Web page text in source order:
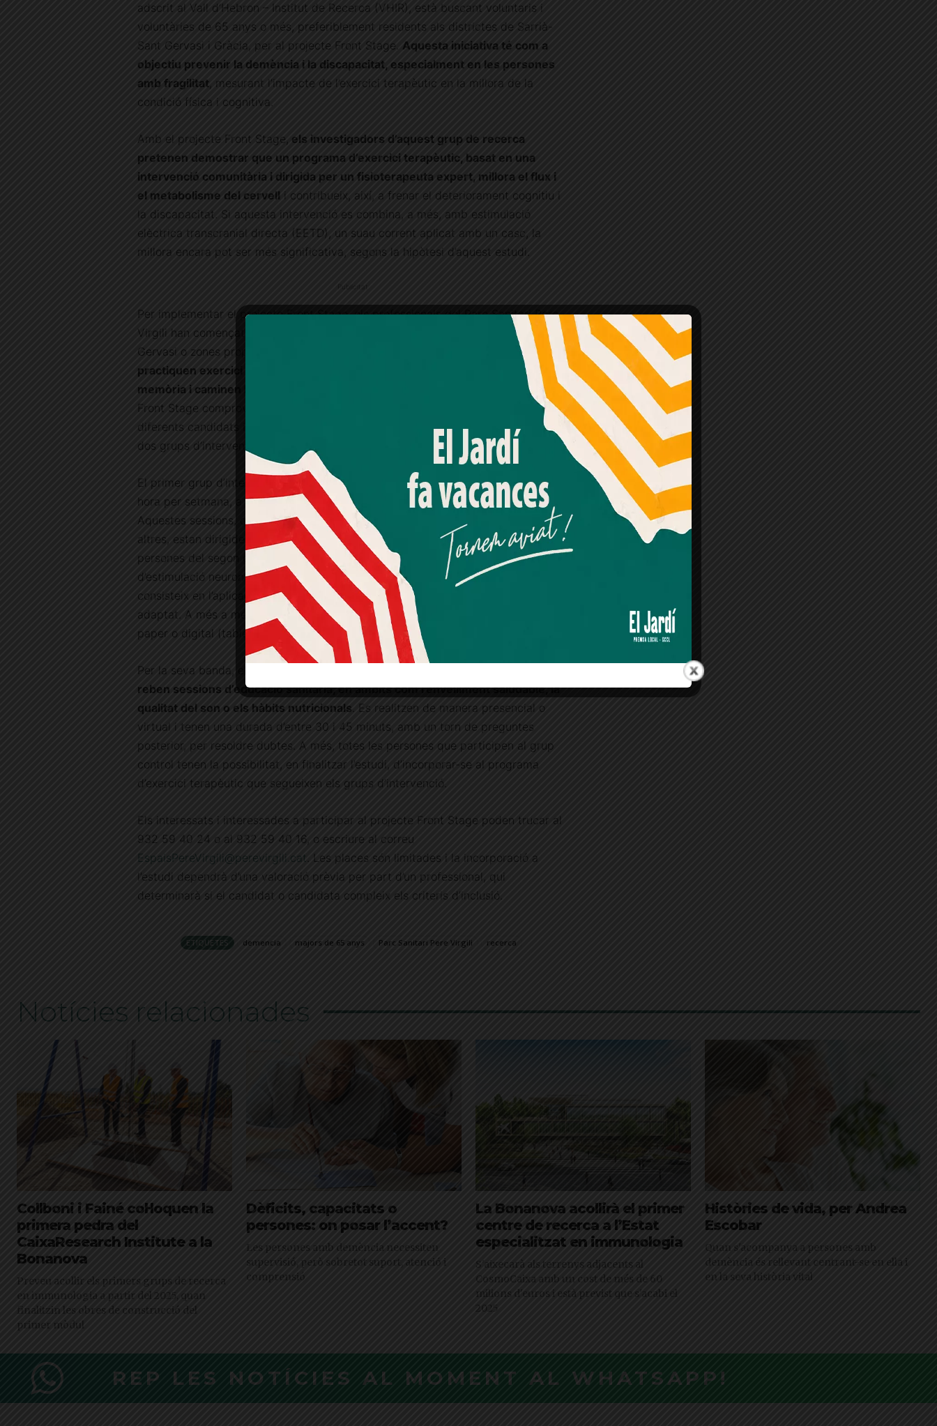
adscrit al Vall d’Hebron – Institut de Recerca (VHIR), està buscant voluntaris i
voluntàries de 65 anys o més, preferiblement residents als districtes de Sarrià-
Sant Gervasi i Gràcia, per al projecte Front Stage. Aquesta iniciativa té com a
objectiu prevenir la demència i la discapacitat, especialment en les persones
amb fragilitat, mesurant l’impacte de l’exercici terapèutic en la millora de la
condició física i cognitiva.
Amb el projecte Front Stage, els investigadors d’aquest grup de recerca
pretenen demostrar que un programa d’exercici terapèutic, basat en una
intervenció comunitària i dirigida per un fisioterapeuta expert, millora el flux i
el metabolisme del cervell i contribueix, així, a frenar el deteriorament cognitiu i
la discapacitat. Si aquesta intervenció es combina, a més, amb estimulació
elèctrica transcranial directa (EETD), un suau corrent aplicat amb un casc, la
millora encara pot ser més significativa, segons la hipòtesi d’aquest estudi.
Per implementar el projecte Front Stage, els professionals del Parc Sanitari Pere
Virgili han començat a reclutar voluntaris i voluntàries que viuen a Sarrià-Sant
Gervasi o zones properes i responen al següent
perfil: tenen 65 anys o més, no
practiquen exercici físic de forma habitual, experimenten una lleu pèrdua de
memòria i caminen lentament
Front Stage comprova que compleixen els requisits d’inclusió al programa, els
diferents candidats i candidates passen a formar part, aleatòriament, d’un dels
dos grups d’intervenció, o bé del grup control.
El primer grup d’intervenció rep 10 sessions grupals d’exercici terapèutic, d’una
hora per setmana, a l’Hospital d’Atenció Intermèdia del Parc Sanitari Pere Virgili.
Aquestes sessions, que inclouen exercicis de força, equilibri i flexibilitat, entre
altres, estan dirigides per un fisioterapeuta expert. Durant les sessions, les
persones del segon grup d’intervenció se sotmeten, a més, a EETD, una tècnica
d’estimulació neuronal no invasiva, indolora i completament segura, que
consisteix en l’aplicació́ localitzada d’un corrent elèctric feble a través d’un casc
adaptat. A més a més, es recomanaran exercicis per fer a casa, amb suport en
paper o digital (tablet, mòbil), segons preferència de la persona.
Per la seva banda, els voluntaris i voluntàries que formen part del grup control
reben sessions d’educació sanitària, en àmbits com l’envelliment saludable, la
qualitat del son o els hàbits nutricionals. Es realitzen de manera presencial o
virtual i tenen una durada d’entre 30 i 45 minuts, amb un torn de preguntes
posterior, per resoldre dubtes. A més, totes les persones que participen al grup
control tenen la possibilitat, en finalitzar l’estudi, d’incorporar-se al programa
d’exercici terapèutic que segueixen els grups d’intervenció.
Els interessats i interessades a participar al projecte Front Stage poden trucar al
932 59 40 24 o al 932 59 40 16, o escriure al correu
EspaisPereVirgili@perevirgili.cat. Les places són limitades i la incorporació a
l’estudi dependrà d’una valoració prèvia per part d’un professional, qui
determinarà si el candidat o candidata compleix els criteris d’inclusió.
ETIQUETES demencia majors de 65 anys Parc Sanitari Pere Virgili recerca
Notícies relacionades
Collboni i Fainé col·loquen la
primera pedra del
CaixaResearch Institute a la
Bonanova
Preveu acollir els primers grups de recerca
en immunologia a partir del 2025, quan
finalitzin les obres de construcció del
primer mòdul
Dèficits, capacitats o
persones: on posar l’accent?
Les persones amb demència necessiten
supervisió, però sobretot suport, atenció i
comprensió
La Bonanova acollirà el primer
centre de recerca a l’Estat
especialitzat en immunologia
S'aixecarà als terrenys adjacents al
CosmoCaixa amb un cost de més de 60
milions d'euros i està previst que s'acabi el
2025
Històries de vida, per Andrea
Escobar
Quan s'acompanya a persones amb
demència és rellevant centrant-se en ella i
en la seva història vital
REP LES NOTÍCIES AL MOMENT AL WHATSAPP!
Amb el seu acord, nosaltres fem servir galetes o
tecnologies similars per emmagatzemar, accedir i
processar dades personals com la seva visita a aquest lloc
web. Pot retirar el seu consentiment o oposar-se al
processament de dades basat en interessos legítims en
qualsevol moment fent clic a "Ajustos de cookies" o a la
nostra Política de privacitat en aquest lloc web. Si cliques
"acceptar" dones el teu consentiment
Més informació Acceptar Rebutjar tot
Quan l’usuari crea un compte al Diari el Jardí, dona el seu
consentiment explícit per rebre comunicacions
informatives relacionades amb el servei. Aquest
consentiment pot ser revocat en qualsevol moment
mitjançant l’enllaç de baixa present a tots els correus.